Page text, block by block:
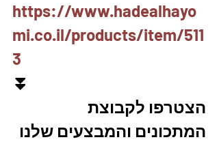
https://www.hadealhayo
mi.co.il/products/item/511
3
⏬
הצטרפו לקבוצת
המתכונים והמבצעים שלנו